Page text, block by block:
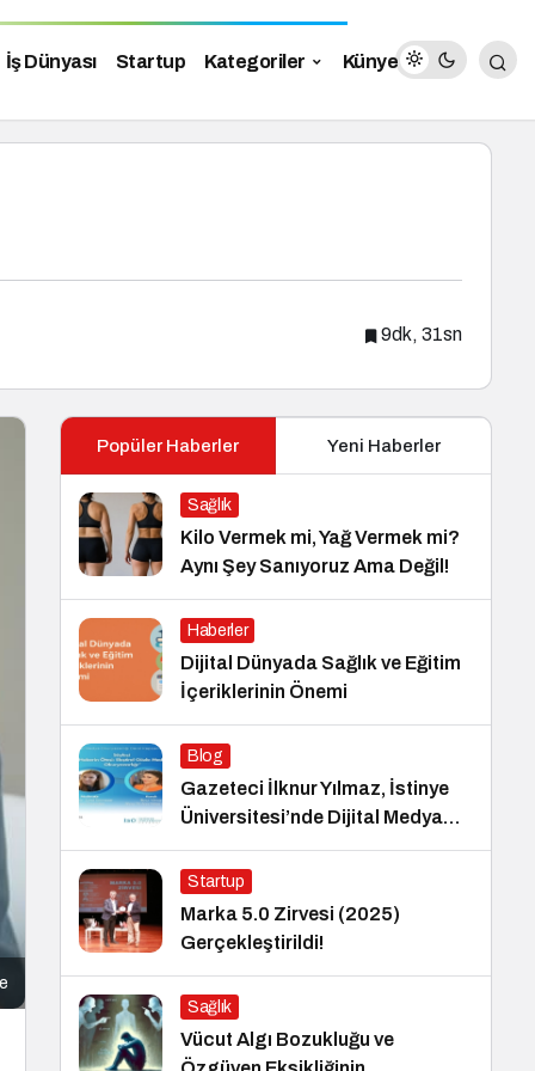
İş Dünyası Startup Kategoriler Künye
9dk, 31sn
Popüler Haberler Yeni Haberler
Sağlık
Kilo Vermek mi, Yağ Vermek mi?
Aynı Şey Sanıyoruz Ama Değil!
Haberler
Dijital Dünyada Sağlık ve Eğitim
İçeriklerinin Önemi
Blog
Gazeteci İlknur Yılmaz, İstinye
Üniversitesi’nde Dijital Medya
Okuryazarlığı Dersinin Konuğu
Oldu
Startup
Marka 5.0 Zirvesi (2025)
Gerçekleştirildi!
Sağlık
Vücut Algı Bozukluğu ve